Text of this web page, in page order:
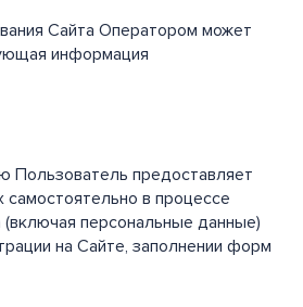
Сайта Оператором может
информация
Пользователь предоставляет
самостоятельно в процессе
(включая персональные данные)
на Сайте, заполнении форм